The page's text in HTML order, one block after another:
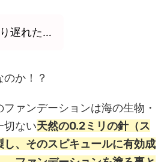
遅れた…
か！？
ァンデーションは海の生物・
切ない天然の0.2ミリの針（ス
し、そのスピキュールに有効成